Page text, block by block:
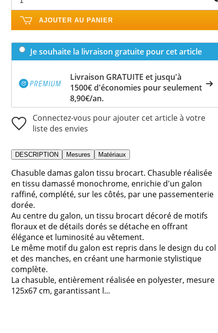
AJOUTER AU PANIER
Je souhaite la livraison gratuite pour cet article
Livraison GRATUITE et jusqu'à
1500€ d'économies pour seulement
8,90€/an.
Connectez-vous pour ajouter cet article à votre
liste des envies
DESCRIPTION Mesures Matériaux
Chasuble damas galon tissu brocart. Chasuble réalisée
en tissu damassé monochrome, enrichie d'un galon
raffiné, complété, sur les côtés, par une passementerie
dorée.
Au centre du galon, un tissu brocart décoré de motifs
floraux et de détails dorés se détache en offrant
élégance et luminosité au vêtement.
Le même motif du galon est repris dans le design du col
et des manches, en créant une harmonie stylistique
complète.
La chasuble, entièrement réalisée en polyester, mesure
125x67 cm, garantissant l...